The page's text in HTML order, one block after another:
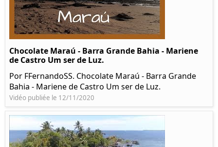
Chocolate Maraú - Barra Grande Bahia - Mariene
de Castro Um ser de Luz.
Por FFernandoSS. Chocolate Maraú - Barra Grande
Bahia - Mariene de Castro Um ser de Luz.
Vidéo publiée le 12/11/2020